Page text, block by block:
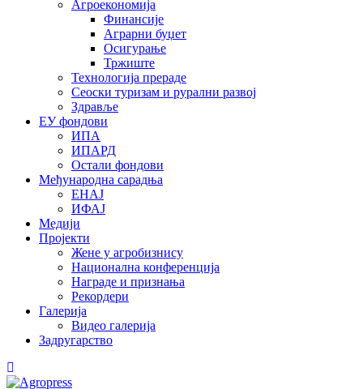
Агроекономија
Финансије
Аграрни буџет
Осигурање
Тржиште
Технологија прераде
Сеоски туризам и рурални развој
Здравље
ЕУ фондови
ИПА
ИПАРД
Остали фондови
Међународна сарадња
ЕНАЈ
ИФАЈ
Медији
Пројекти
Жене у агробизнису
Национална конференција
Награде и признања
Рекордери
Галерија
Видео галерија
Задругарство